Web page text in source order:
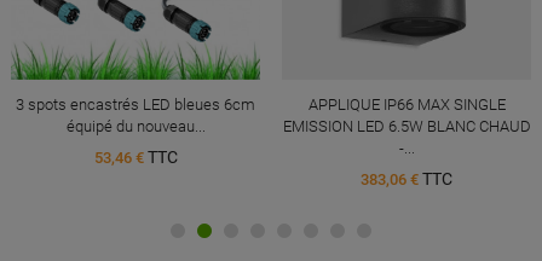
3 spots encastrés LED bleues 6cm
équipé du nouveau...
53,46 € TTC
APPLIQUE IP66 MAX SINGLE
EMISSION LED 6.5W BLANC CHAUD
-...
383,06 € TTC